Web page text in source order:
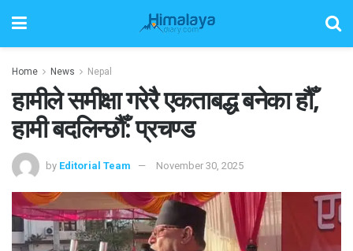
Home News Nepal
हामीले समीक्षा गरेरै एकताबद्ध बनेका हौँ,
हामी बदलिन्छौँ: प्रचण्ड
by Editorial Team November 30, 2025